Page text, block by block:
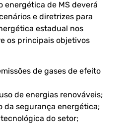
energética de MS deverá
e diretrizes para
estadual nos
os principais objetivos
de gases de efeito
de energias renováveis;
da segurança energética;
do setor;